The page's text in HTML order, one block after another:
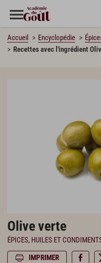
Accueil Encyclopédie
Recettes avec l'ingrédient
Olive verte
ÉPICES, HUILES ET
IMPRIMER